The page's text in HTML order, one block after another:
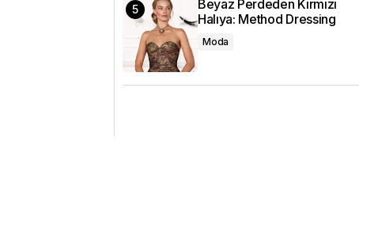
Beyaz Perdeden Kırmızı
Halıya: Method Dressing
Moda